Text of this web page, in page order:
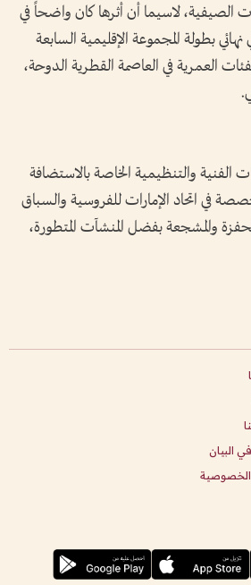
الصيفية، لاسيما أن أثرها كان واضحاً في
نهائي بطولة المجموعة الإقليمية السابعة
العمرية في العاصمة القطرية الدوحة،
الفنية والتنظيمية الخاصة بالاستضافة
في اتحاد الإمارات للفروسية والسباق
المحفزة والمشجعة بفضل المنشآت المتطورة،
البيان